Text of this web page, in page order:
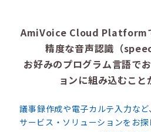
AmiVoice Cloud Platform
精度な音声認識（
お好みのプログラム言語で
ョンに組み込むこと
議事録作成や電子カルテ入力な
サービス・ソリューションをお探